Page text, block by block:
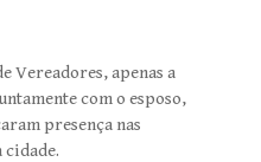
Vereadores, apenas a
com o esposo,
presença nas
cidade.